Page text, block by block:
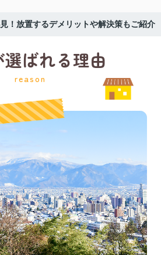
！放置するデメリットや解決策もご紹介
ばれる理由
reason